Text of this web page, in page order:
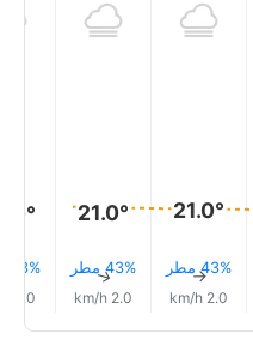
21.0°
43% مطر↑
2.0 km/h
21.0°
43% مطر↑
2.0 km/h
43% مطر
1.0 km/h